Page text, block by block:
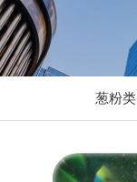
葱粉类